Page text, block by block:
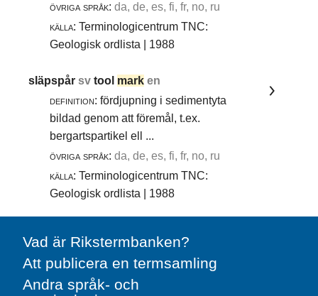
övriga språk: da, de, es, fi, fr, no, ru
källa: Terminologicentrum TNC:
Geologisk ordlista | 1988
släpspårsvtool mark en
definition: fördjupning i sedimentyta
bildad genom att föremål, t.ex.
bergartspartikel ell ...
övriga språk: da, de, es, fi, fr, no, ru
källa: Terminologicentrum TNC:
Geologisk ordlista | 1988
Vad är Rikstermbanken?
Att publicera en termsamling
Andra språk- och